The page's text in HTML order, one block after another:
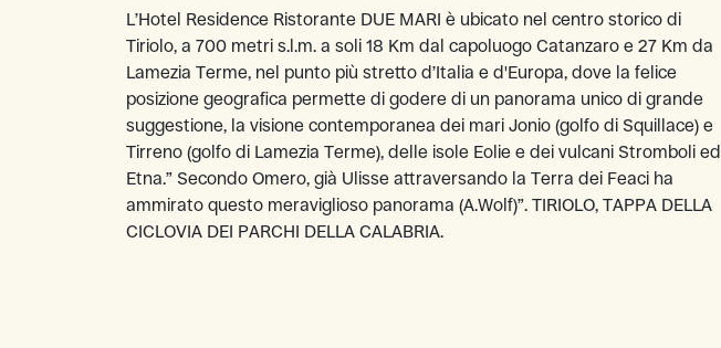
L’Hotel Residence Ristorante DUE MARI è ubicato nel centro storico di
Tiriolo, a 700 metri s.l.m. a soli 18 Km dal capoluogo Catanzaro e 27 Km da
Lamezia Terme, nel punto più stretto d’Italia e d'Europa, dove la felice
posizione geografica permette di godere di un panorama unico di grande
suggestione, la visione contemporanea dei mari Jonio (golfo di Squillace) e
Tirreno (golfo di Lamezia Terme), delle isole Eolie e dei vulcani Stromboli ed
Etna.” Secondo Omero, già Ulisse attraversando la Terra dei Feaci ha
ammirato questo meraviglioso panorama (A.Wolf)”. TIRIOLO, TAPPA DELLA
CICLOVIA DEI PARCHI DELLA CALABRIA.